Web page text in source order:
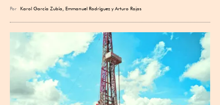
Por Karol García Zubía Emmanuel Rodríguez yArturo Rojas